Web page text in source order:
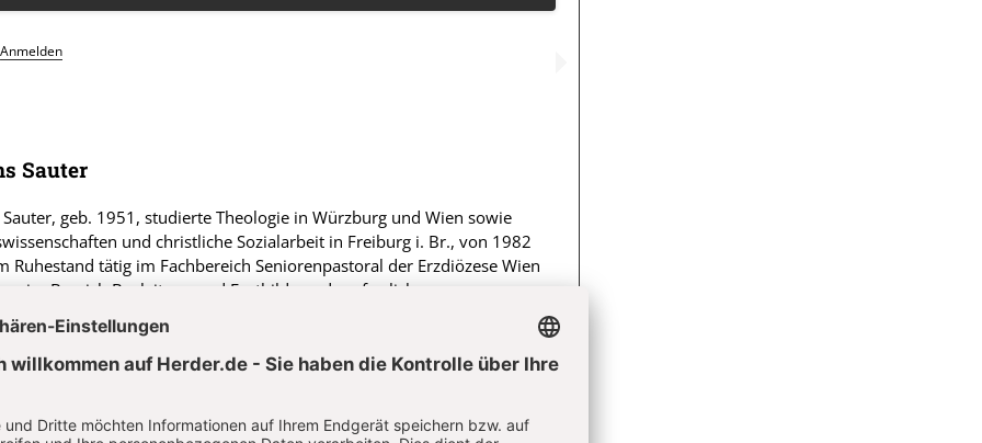
Anmelden
Sauter
Sauter, geb. 1951, studierte Theologie in Würzburg und Wien sowie
und christliche Sozialarbeit in Freiburg i. Br., von 1982
Ruhestand tätig im Fachbereich Seniorenpastoral der Erzdiözese Wien
im Bereich Begleitung und Fortbildung der pfarrlichen
Mitarbeiter in verschiedenen Einrichtungen der
(Altenbildung); seit 2023 Nationalsekretär des Andreas-
Werks Österreich.